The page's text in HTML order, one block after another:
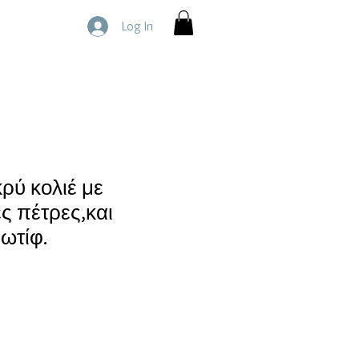
Log In
κολιέ με
πέτρες,και